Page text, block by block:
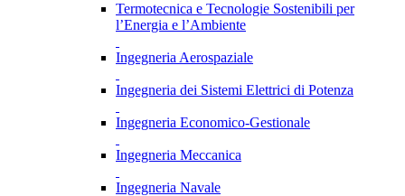
Termotecnica e Tecnologie Sostenibili per
l’Energia e l’Ambiente
Ingegneria Aerospaziale
Ingegneria dei Sistemi Elettrici di Potenza
Ingegneria Economico-Gestionale
Ingegneria Meccanica
Ingegneria Navale